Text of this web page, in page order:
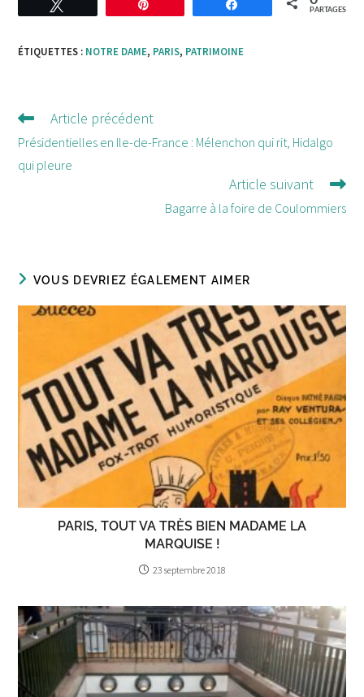
Partagez
PARTAGES
ÉTIQUETTES : NOTRE DAME, PARIS, PATRIMOINE
Lire
d'autres
articles
Article précédent
Présidentielles en Ile-de-France : Mélenchon qui rit, Hidalgo
qui pleure
Article suivant
Bagarre à la foire de Coulommiers
VOUS DEVRIEZ ÉGALEMENT AIMER
PARIS, TOUT VA TRÈS BIEN MADAME LA
MARQUISE !
23 septembre 2018